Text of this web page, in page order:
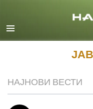
НАЈНОВИ ВЕСТИ